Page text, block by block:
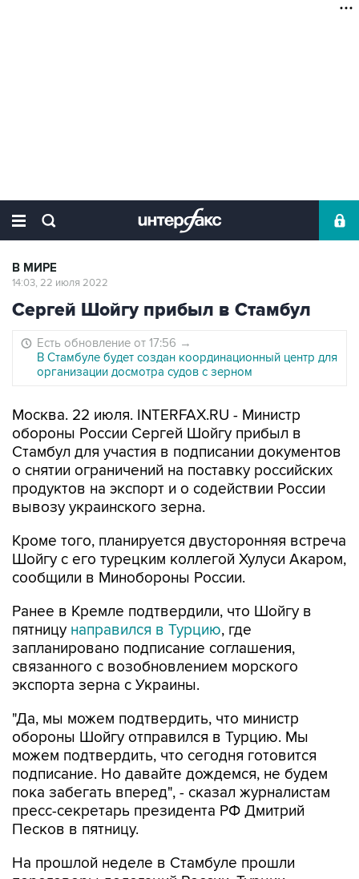
В МИРЕ
14:03, 22 июля 2022
Сергей Шойгу прибыл в Стамбул
Есть обновление от 17:56 →
В Стамбуле будет создан координационный центр для
организации досмотра судов с зерном
Москва. 22 июля. INTERFAX.RU - Министр
обороны России Сергей Шойгу прибыл в
Стамбул для участия в подписании документов
о снятии ограничений на поставку российских
продуктов на экспорт и о содействии России
вывозу украинского зерна.
Кроме того, планируется двусторонняя встреча
Шойгу с его турецким коллегой Хулуси Акаром,
сообщили в Минобороны России.
Ранее в Кремле подтвердили, что Шойгу в
пятницу направился в Турцию, где
запланировано подписание соглашения,
связанного с возобновлением морского
экспорта зерна с Украины.
"Да, мы можем подтвердить, что министр
обороны Шойгу отправился в Турцию. Мы
можем подтвердить, что сегодня готовится
подписание. Но давайте дождемся, не будем
пока забегать вперед", - сказал журналистам
пресс-секретарь президента РФ Дмитрий
Песков в пятницу.
На прошлой неделе в Стамбуле прошли